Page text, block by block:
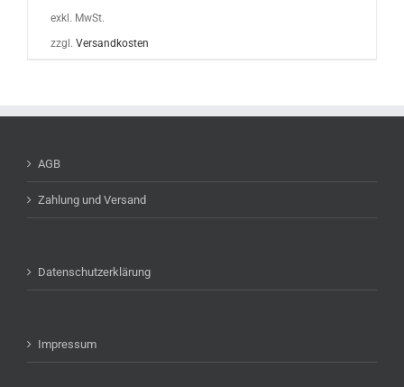
exkl. MwSt.
zzgl. Versandkosten
AGB
Zahlung und Versand
Datenschutzerklärung
Impressum